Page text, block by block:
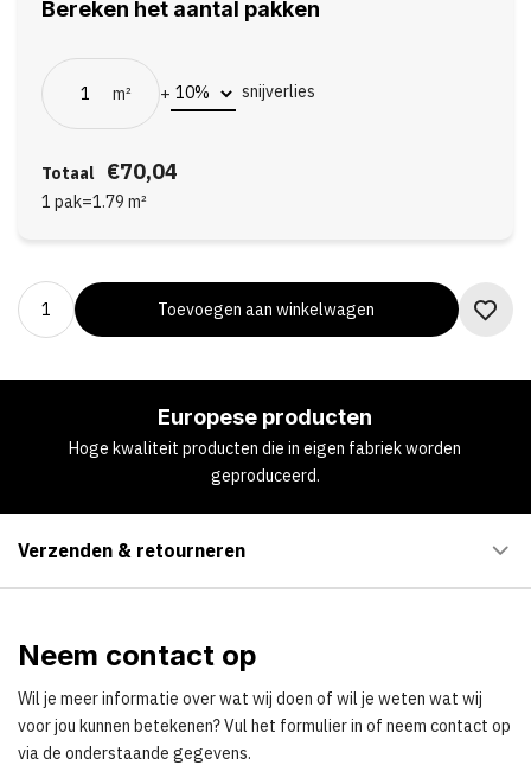
Bereken het aantal pakken
m² + snijverlies
Totaal €70,04
1 pak=1.79 m²
Toevoegen aan winkelwagen
Europese producten
Hoge kwaliteit producten die in eigen fabriek worden
geproduceerd.
Verzenden & retourneren
Neem contact op
Wil je meer informatie over wat wij doen of wil je weten wat wij
voor jou kunnen betekenen? Vul het formulier in of neem contact op
via de onderstaande gegevens.